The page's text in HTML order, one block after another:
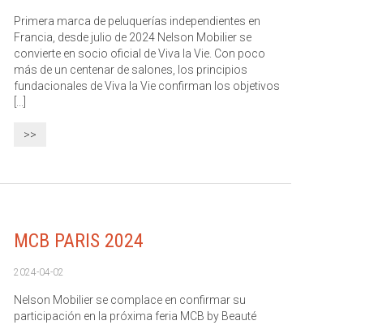
Primera marca de peluquerías independientes en
Francia, desde julio de 2024 Nelson Mobilier se
convierte en socio oficial de Viva la Vie. Con poco
más de un centenar de salones, los principios
fundacionales de Viva la Vie confirman los objetivos
>>
MCB PARIS 2024
2024-04-02
Nelson Mobilier se complace en confirmar su
participación en la próxima feria MCB by Beauté